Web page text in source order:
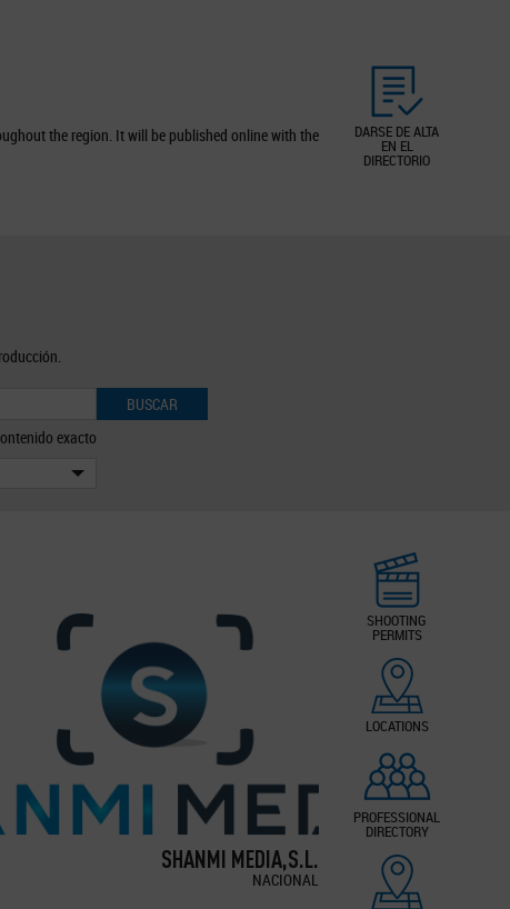
DARSE DE ALTA
EN EL
DIRECTORIO
the region. It will be published online with the
BUSCAR
exacto
SHOOTING
PERMITS
LOCATIONS
PROFESSIONAL
DIRECTORY
SHANMI MEDIA,S.L.
NACIONAL